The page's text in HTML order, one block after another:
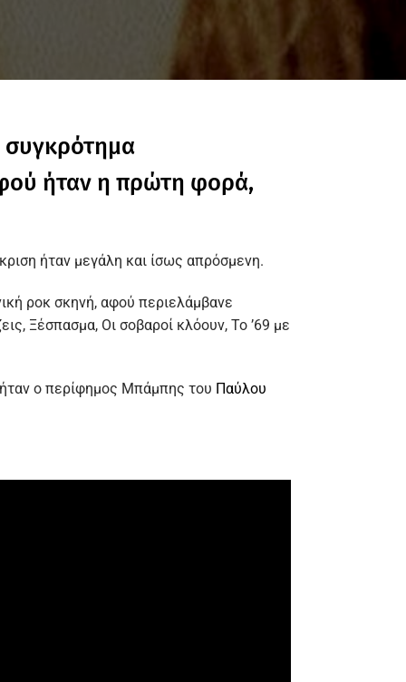
συγκρότημα
ήταν η πρώτη φορά,
ήταν μεγάλη και ίσως απρόσμενη.
ροκ σκηνή, αφού περιελάμβανε
Ξέσπασμα, Οι σοβαροί κλόουν, Το ’69 με
ο περίφημος Μπάμπης του Παύλου